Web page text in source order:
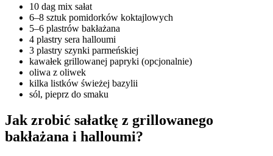
10 dag mix sałat
6–8 sztuk pomidorków koktajlowych
5–6 plastrów bakłażana
4 plastry sera halloumi
3 plastry szynki parmeńskiej
kawałek grillowanej papryki (opcjonalnie)
oliwa z oliwek
kilka listków świeżej bazylii
sól, pieprz do smaku
Jak zrobić sałatkę z grillowanego
bakłażana i halloumi?